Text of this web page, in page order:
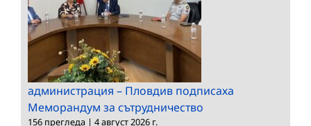
администрация – Пловдив подписаха
Меморандум за сътрудничество
156 прегледа|4 август 2026 г.